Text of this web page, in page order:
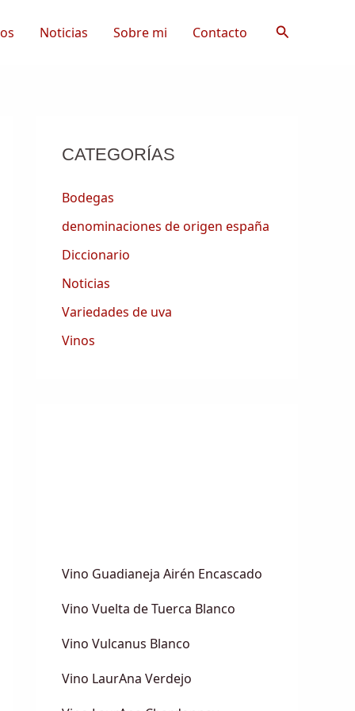
Noticias Sobre mi Contacto Buscar
CATEGORÍAS
Bodegas
denominaciones de origen españa
Diccionario
Noticias
Variedades de uva
Vinos
Vino Guadianeja Airén Encascado
Vino Vuelta de Tuerca Blanco
Vino Vulcanus Blanco
Vino LaurAna Verdejo